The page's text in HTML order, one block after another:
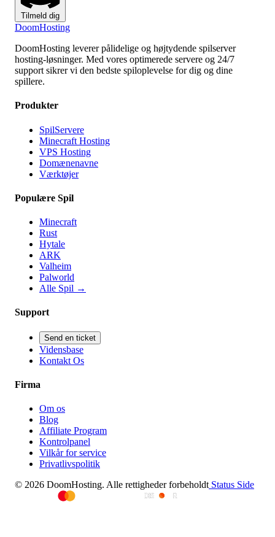
Tilmeld dig
DoomHosting
DoomHosting leverer pålidelige og højtydende spilserver
hosting-løsninger. Med vores optimerede servere og 24/7
support sikrer vi den bedste spiloplevelse for dig og dine
spillere.
Produkter
SpilServere
Minecraft Hosting
VPS Hosting
Domænenavne
Værktøjer
Populære Spil
Minecraft
Rust
Hytale
ARK
Valheim
Palworld
Alle Spil →
Support
Send en ticket
Vidensbase
Kontakt Os
Firma
Om os
Blog
Affiliate Program
Kontrolpanel
Vilkår for service
Privatlivspolitik
© 2026 DoomHosting. Alle rettigheder forbeholdt Status Side